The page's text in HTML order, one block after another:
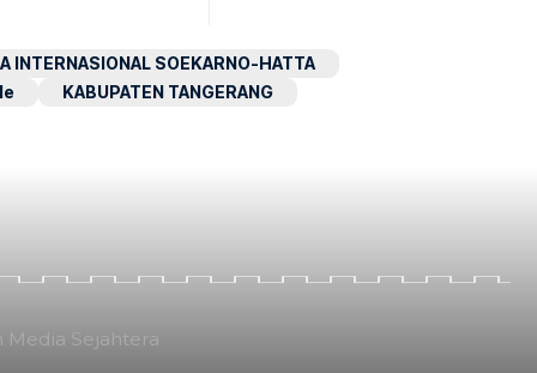
INTERNASIONAL SOEKARNO-HATTA
KABUPATEN TANGERANG
Media Sejahtera